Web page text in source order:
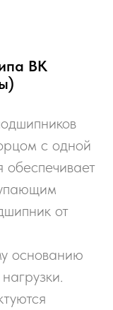
BK
с одной
обеспечивает
от
основанию